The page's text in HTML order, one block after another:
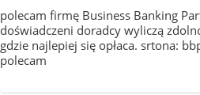
polecam firmę Business Banking
doświadczeni doradcy wyliczą
gdzie najlepiej się opłaca. srtona:
polecam